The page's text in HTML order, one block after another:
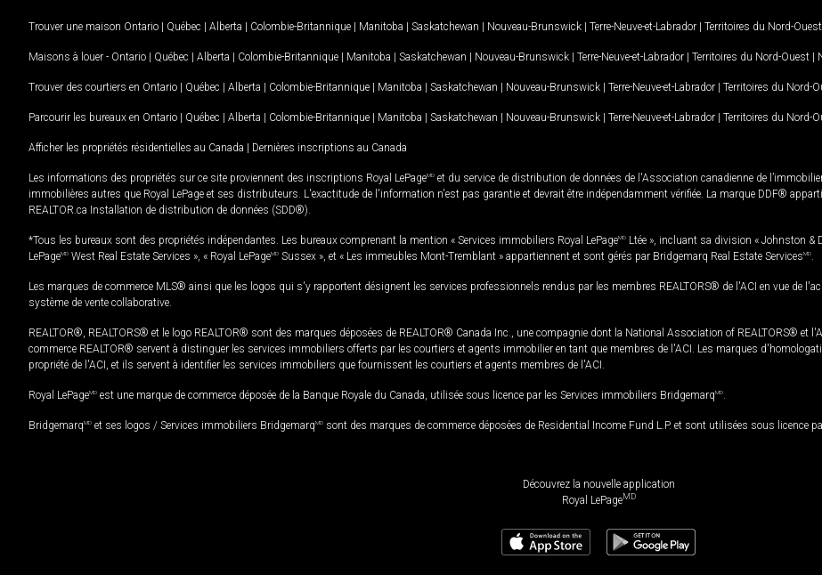
Trouver une maison Ontario | Québec | Alberta | Colombie-Britannique | Manitoba | Saskatchewan | Nouveau-Brunswick | Terre-Neuve-et-Labrador | Territoires du Nord-Ouest
Maisons à louer - Ontario | Québec | Alberta | Colombie-Britannique | Manitoba | Saskatchewan | Nouveau-Brunswick | Terre-Neuve-et-Labrador | Territoires du Nord-Ouest |
Trouver des courtiers en Ontario | Québec | Alberta | Colombie-Britannique | Manitoba | Saskatchewan | Nouveau-Brunswick | Terre-Neuve-et-Labrador | Territoires du Nord-
Parcourir les bureaux en Ontario | Québec | Alberta | Colombie-Britannique | Manitoba | Saskatchewan | Nouveau-Brunswick | Terre-Neuve-et-Labrador | Territoires du Nord-
Afficher les propriétés résidentielles au Canada | Dernières inscriptions au Canada
Les informations des propriétés sur ce site proviennent des inscriptions Royal LePageMD et du service de distribution de données de l'Association canadienne de
immobilières autres que Royal LePage et ses distributeurs. L'exactitude de l'information n'est pas garantie et devrait être indépendamment vérifiée. La marque DDF®
REALTOR.ca Installation de distribution de données (SDD®).
*Tous les bureaux sont des propriétés indépendantes. Les bureaux comprenant la mention « Services immobiliers Royal LePageMD Ltée », incluant sa division « Johnston &
LePageMD West Real Estate Services », « Royal LePageMD Sussex », et « Les immeubles Mont-Tremblant » appartiennent et sont gérés par Bridgemarq Real Estate ServicesMD
Les marques de commerce MLS® ainsi que les logos qui s'y rapportent désignent les services professionnels rendus par les membres REALTORS® de l'ACI en vue de
système de vente collaborative.
REALTOR®, REALTORS® et le logo REALTOR® sont des marques déposées de REALTOR® Canada Inc., une compagnie dont la National Association of REALTORS® et
commerce REALTOR® servent à distinguer les services immobiliers offerts par les courtiers et agents immobilier en tant que membres de l'ACI. Les marques
propriété de l'ACI, et ils servent à identifier les services immobiliers que fournissent les courtiers et agents membres de l'ACI.
Royal LePageMD est une marque de commerce déposée de la Banque Royale du Canada, utilisée sous licence par les Services immobiliers BridgemarqMD
BridgemarqMD et ses logos / Services immobiliers BridgemarqMD sont des marques de commerce déposées de Residential Income Fund L.P. et sont utilisées sous licence
Découvrez la nouvelle application
Royal LePageMD